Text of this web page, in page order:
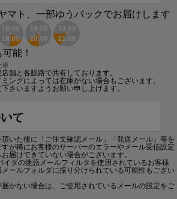
マト、一部ゆうパックでお届けします
能！
※
舗と各販路で共有しております。
ングによっては在庫がない場合もございます。
さいますようお願い申し上げます。
いた後に「ご注文確認メール」「発送メール」等を
が稀にお客様のサーバーのエラーやメール受信設定
届けできていない場合がございます。
イダの迷惑メールフィルタを使用されているお客様
ールフォルダに振り分けられている可能性もござい
かない場合は、ご使用されているメールの設定をご